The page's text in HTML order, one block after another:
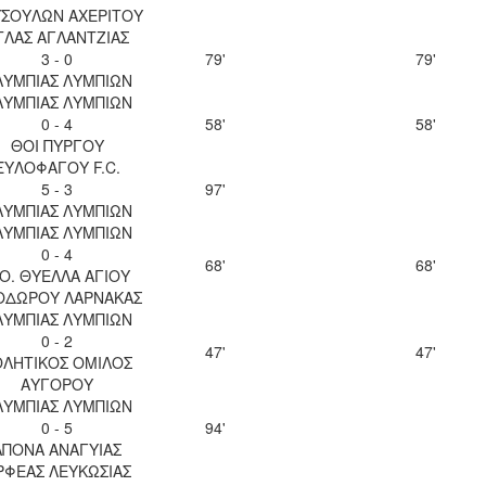
ΑΧΕΡΙΤΟΥ
ΑΓΛΑΝΤΖΙΑΣ
3 - 0
ΛΥΜΠΙΩΝ
79'
79'
ΛΥΜΠΙΩΝ
0 - 4
ΘΟΙ ΠΥΡΓΟΥ
58'
58'
F.C.
5 - 3
ΛΥΜΠΙΩΝ
97'
ΛΥΜΠΙΩΝ
0 - 4
ΘΥΕΛΛΑ ΑΓΙΟΥ
ΛΑΡΝΑΚΑΣ
68' 68'
ΛΥΜΠΙΩΝ
0 - 2
ΟΜΙΛΟΣ
ΑΥΓΟΡΟΥ
47' 47'
ΛΥΜΠΙΩΝ
0 - 5
ΑΝΑΓΥΙΑΣ
94'
ΛΕΥΚΩΣΙΑΣ